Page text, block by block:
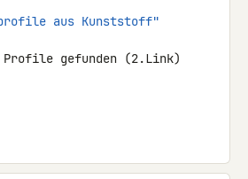
aus Kunststoff"
Profile gefunden (2.Link)